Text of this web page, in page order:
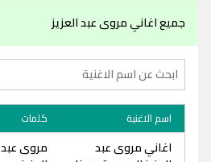
جميع اغاني مروى عبد العزيز
اسم الاغنية كلمات
اغاني مروى عبد
مروى عبد